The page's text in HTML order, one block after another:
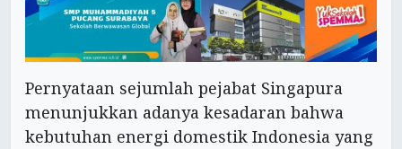
Pernyataan sejumlah pejabat Singapura
menunjukkan adanya kesadaran bahwa
kebutuhan energi domestik Indonesia yang